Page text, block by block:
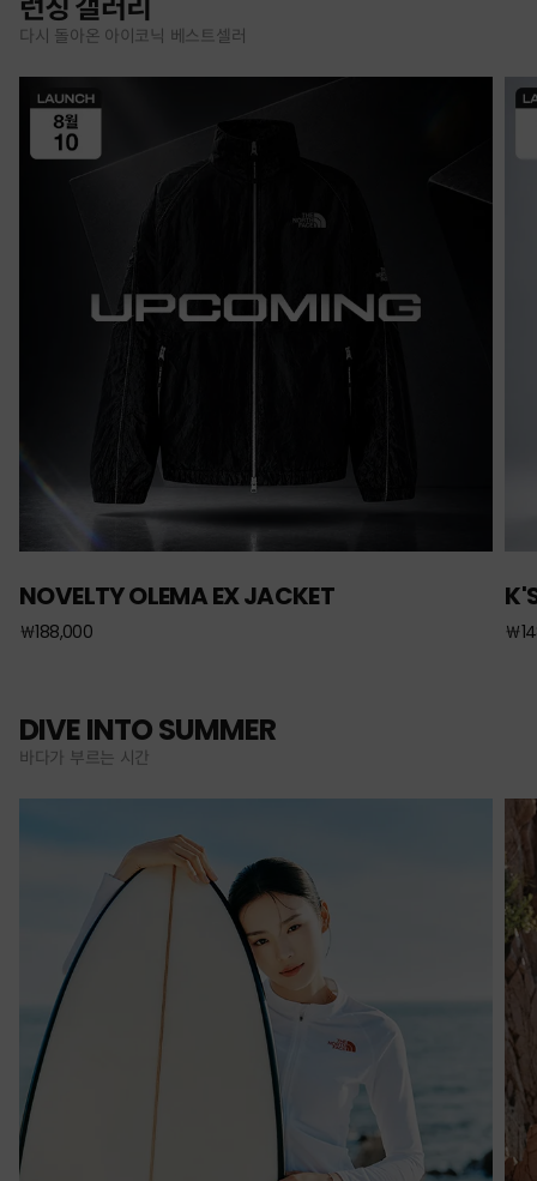
런칭 갤러리
다시 돌아온 아이코닉 베스트셀러
NOVELTY OLEMA EX JACKET
￦188,000 ￦
DIVE INTO SUMMER
바다가 부르는 시간